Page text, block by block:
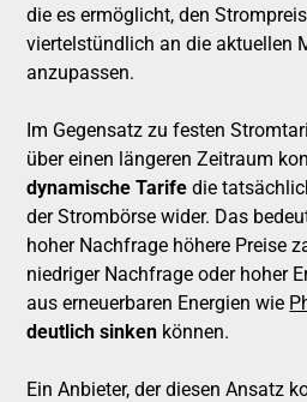
die es ermöglicht, den
viertelstündlich an die aktuellen
anzupassen.
Im Gegensatz zu festen
über einen längeren Zeitraum
dynamische Tarife die
der Strombörse wider. Das
hoher Nachfrage höhere Preise
niedriger Nachfrage oder hoher
aus erneuerbaren Energien wie
deutlich sinken können.
Ein Anbieter, der diesen Ansatz